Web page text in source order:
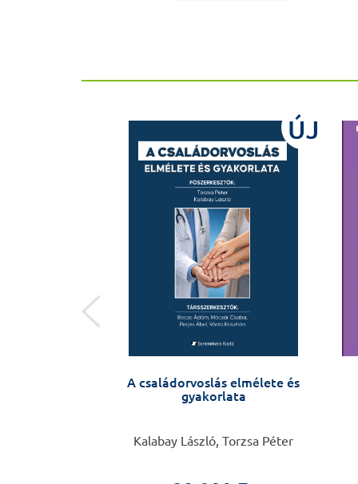
ÚJ
A családorvoslás elmélete és
gyakorlata
Kalabay László, Torzsa Péter